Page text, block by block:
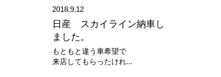
2018.9.12
日産 スカイライン納車し
ました。
もともと違う車希望で
来店してもらったけれ...